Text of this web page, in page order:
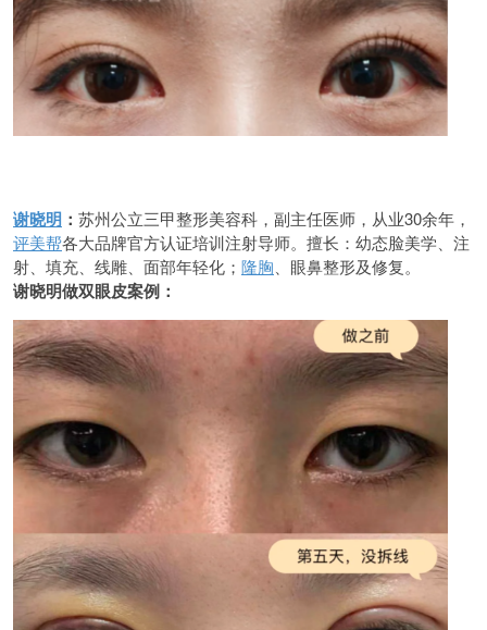
谢晓明 ： 苏州公立三甲整形美容科，副主任医师，从业30余年，
评美帮各大品牌官方认证培训注射导师。擅长：幼态脸美学、注
射、填充、线雕、面部年轻化； 隆胸 、眼鼻整形及修复。
谢晓明做双眼皮案例：